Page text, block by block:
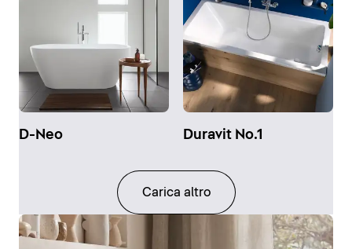
D-Neo Duravit No.1
Carica altro